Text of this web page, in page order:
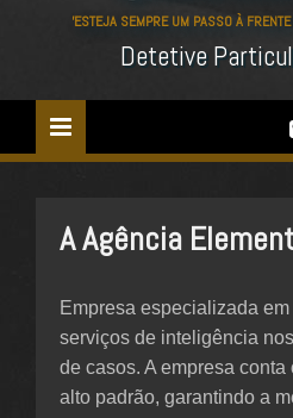
'ESTEJA SEMPRE UM PASSO À
Detetive
A Agência
Empresa especializada
serviços de inteligência
de casos. A empresa
alto padrão, garantindo a